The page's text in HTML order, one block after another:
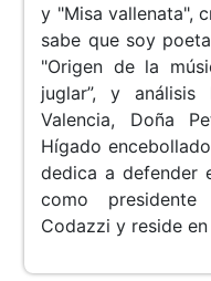
y "Misa vallenata",
sabe que soy
"Origen de la
juglar”, y
Valencia, Doña
Hígado
dedica a defender
como
Codazzi y reside